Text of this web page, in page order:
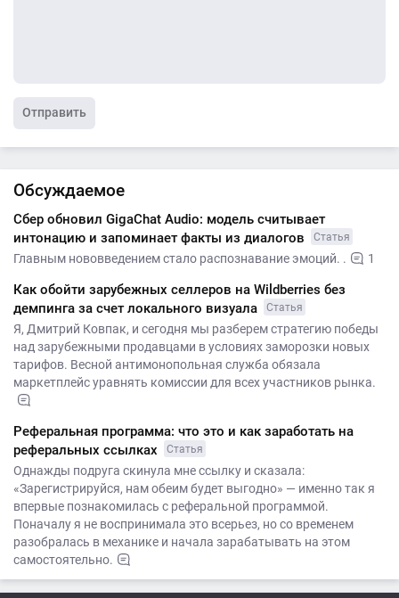
Отправить
Обсуждаемое
Сбер обновил GigaChat Audio: модель считывает
интонацию и запоминает факты из диалогов
Статья
Главным нововведением стало распознавание эмоций. . 1
Как обойти зарубежных селлеров на Wildberries без
демпинга за счет локального визуала
Статья
Я, Дмитрий Ковпак, и сегодня мы разберем стратегию победы
над зарубежными продавцами в условиях заморозки новых
тарифов. Весной антимонопольная служба обязала
маркетплейс уравнять комиссии для всех участников рынка.
Реферальная программа: что это и как заработать на
реферальных ссылках
Статья
Однажды подруга скинула мне ссылку и сказала:
«Зарегистрируйся, нам обеим будет выгодно» — именно так я
впервые познакомилась с реферальной программой.
Поначалу я не воспринимала это всерьез, но со временем
разобралась в механике и начала зарабатывать на этом
самостоятельно.